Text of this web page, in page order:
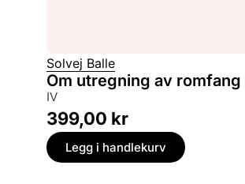
Solvej Balle
Om utregning av romfang
IV
399,00 kr
Legg i handlekurv